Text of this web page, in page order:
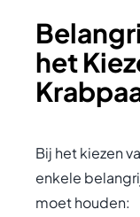
het
Bij het kiezen
enkele
moet houden: